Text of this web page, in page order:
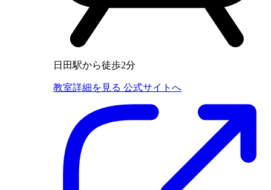
日田駅から徒歩2分
教室詳細を見る 公式サイトへ